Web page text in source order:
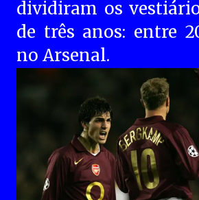
dividiram os
de três anos: entre
no Arsenal.